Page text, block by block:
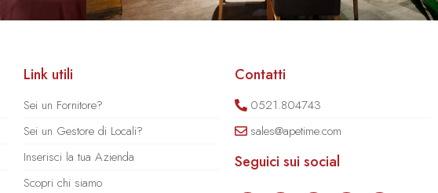
Link utili
Sei un Fornitore?
Sei un Gestore di Locali?
Inserisci la tua Azienda
Scopri chi siamo
Contatti
0521.804743
sales@apetime.com
Seguici sui social